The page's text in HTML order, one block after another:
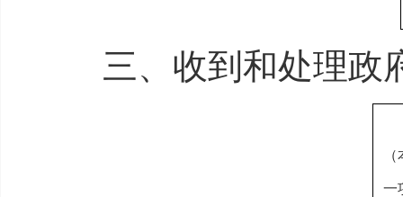
三、收到和处理政
一